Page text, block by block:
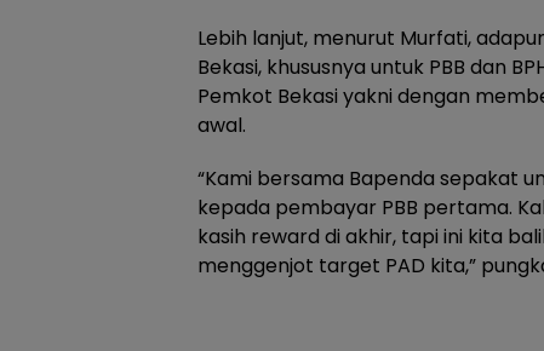
Lebih lanjut, menurut Murfati,
Bekasi, khususnya untuk PBB dan
Pemkot Bekasi yakni dengan
awal.
“Kami bersama Bapenda sepakat
kepada pembayar PBB pertama.
kasih reward di akhir, tapi ini kita
menggenjot target PAD kita,”